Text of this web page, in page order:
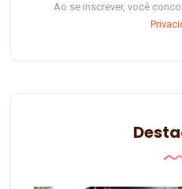
Ao se inscrever, você